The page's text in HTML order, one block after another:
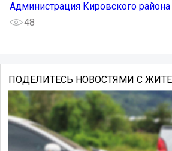
Администрация Кировского района
48
ПОДЕЛИТЕСЬ НОВОСТЯМИ С